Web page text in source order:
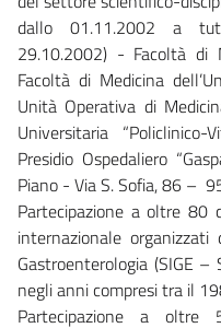
dallo 01.11.2002 a
29.10.2002) - Facoltà di
Facoltà di Medicina
Unità Operativa di
Universitaria
Presidio Ospedaliero
Piano - Via S. Sofia, 86 –
Partecipazione a oltre 80
internazionale
Gastroenterologia (SIGE
negli anni compresi tra il
Partecipazione a oltre